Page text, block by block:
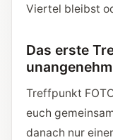
Viertel bleibst
Das erste
Treffpunkt
euch
danach nur